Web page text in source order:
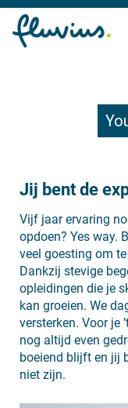
Jij bent de
Vijf jaar ervaring
opdoen? Yes way.
veel goesting om
Dankzij stevige
opleidingen die je
kan groeien. We
versterken. Voor je
nog altijd even
boeiend blijft en jij
niet zijn.